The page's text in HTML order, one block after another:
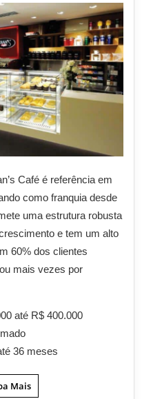
Café é referência em
como franquia desde
uma estrutura robusta
e tem um alto
60% dos clientes
mais vezes por
até R$ 400.000
36 meses
Mais